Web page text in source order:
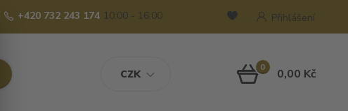
CZK
Přihlášení
+420 732 243 174 10:00 - 16:00
0 0,00 Kč